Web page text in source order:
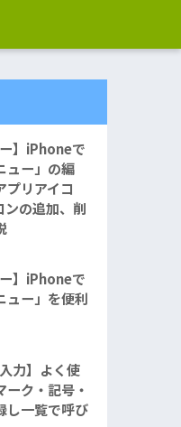
】iPhoneで
ュー」の編
プリアイコ
ンの追加、削
】iPhoneで
ュー」を便利
力】よく使
ーク・記号・
し一覧で呼び